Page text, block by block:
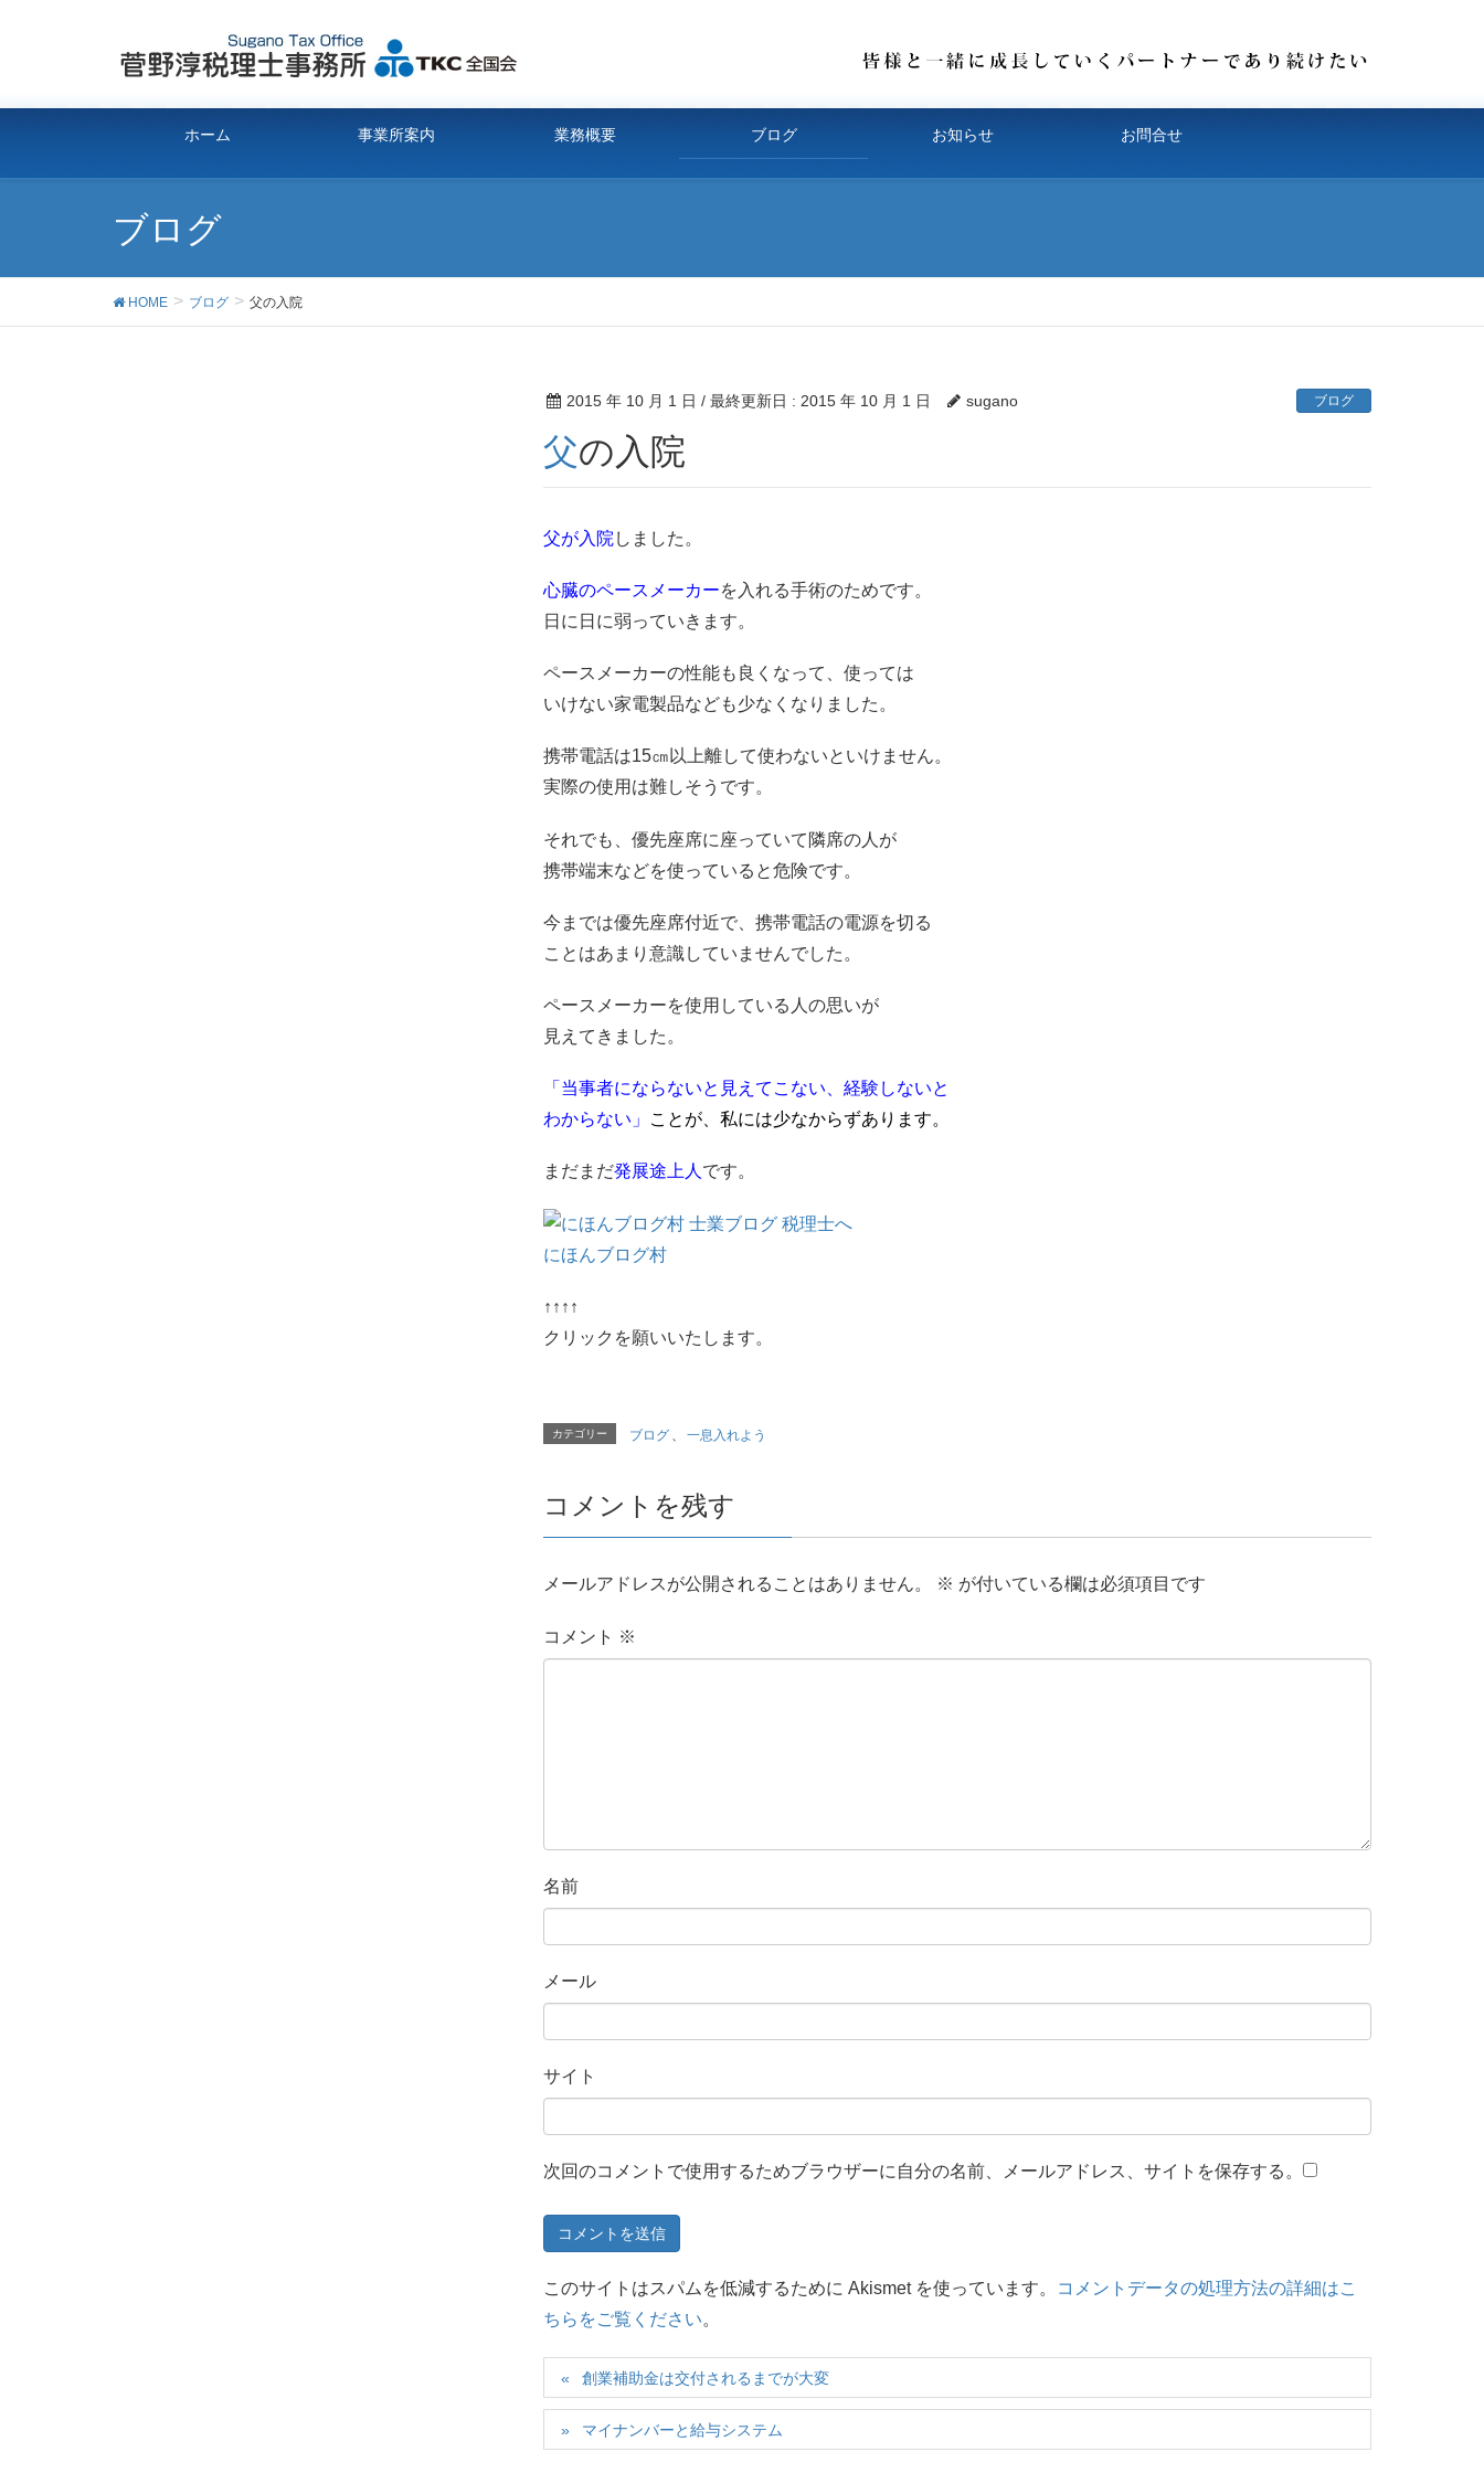
ホーム 事業所案内 業務概要 ブログ お知らせ お問合せ
ブログ
HOME ブログ 父の入院
2015 年 10 月 1 日 / 最終更新日 : 2015 年 10 月 1 日 sugano ブログ
父の入院
父が入院 しました。
心臓のペースメーカーを入れる手術のためです。
日に日に弱っていきます。
ペースメーカーの性能も良くなって、使っては
いけない家電製品なども少なくなりました。
携帯電話は15㎝以上離して使わないといけません。
実際の使用は難しそうです。
それでも、優先座席に座っていて隣席の人が
携帯端末などを使っていると危険です。
今までは優先座席付近で、携帯電話の電源を切る
ことはあまり意識していませんでした。
ペースメーカーを使用している人の思いが
見えてきました。
「当事者にならないと見えてこない、経験しないと
わからない」
ことが、私には少なからずあります。
まだまだ発展途上人 です。
にほんブログ村
↑↑↑↑
クリックを願いいたします。
カテゴリー ブログ 一息入れよう
コメントを残す
メールアドレスが公開されることはありません。 ※ が付いている欄は必須項目です
コメント ※
名前
メール
サイト
次回のコメントで使用するためブラウザーに自分の名前、メールアドレス、サイトを保存する。
このサイトはスパムを低減するために Akismet を使っています。
コメントデータの処理方法の詳細はこ
ちらをご覧ください。
創業補助金は交付されるまでが大変
マイナンバーと給与システム